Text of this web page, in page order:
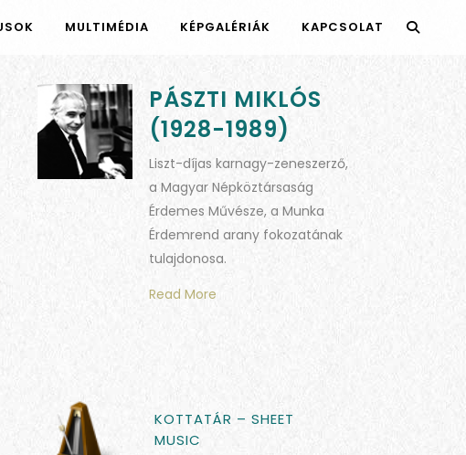
MULTIMÉDIA KÉPGALÉRIÁK KAPCSOLAT
PÁSZTI MIKLÓS
(1928-1989)
Liszt-díjas karnagy-zeneszerző,
a Magyar Népköztársaság
Érdemes Művésze, a Munka
Érdemrend arany fokozatának
tulajdonosa.
Read More
KOTTATÁR – SHEET
MUSIC